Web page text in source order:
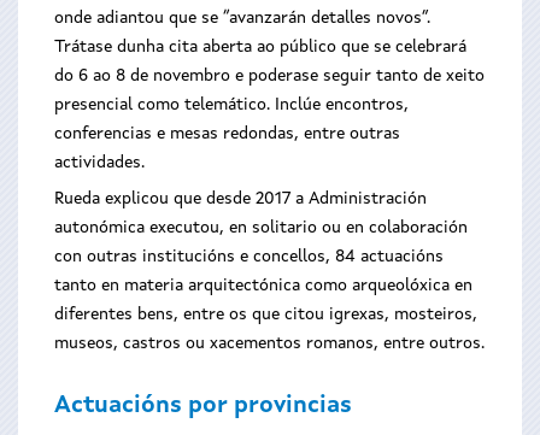
onde adiantou que se “avanzarán detalles novos”.
Trátase dunha cita aberta ao público que se celebrará
do 6 ao 8 de novembro e poderase seguir tanto de xeito
presencial como telemático. Inclúe encontros,
conferencias e mesas redondas, entre outras
actividades.
Rueda explicou que desde 2017 a Administración
autonómica executou, en solitario ou en colaboración
con outras institucións e concellos, 84 actuacións
tanto en materia arquitectónica como arqueolóxica en
diferentes bens, entre os que citou igrexas, mosteiros,
museos, castros ou xacementos romanos, entre outros.
Actuacións por provincias